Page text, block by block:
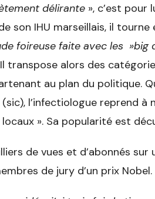
délirante », c’est pour
son IHU marseillais, il tourne
foireuse faite avec les
transpose alors des
au plan du politique.
(sic), l’infectiologue reprend
». Sa popularité est
de vues et d’abonnés
de jury d’un prix Nobel.